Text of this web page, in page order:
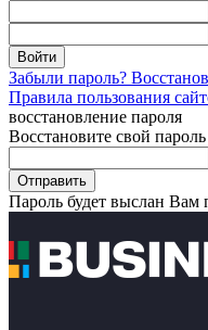
Забыли пароль?
Правила пользования
восстановление пароля
Восстановите свой пароль
Пароль будет выслан Вам